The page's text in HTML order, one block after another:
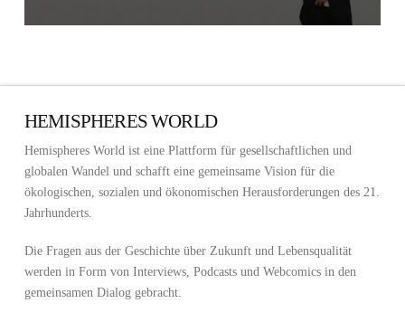
HEMISPHERES WORLD
Hemispheres World ist eine Plattform für gesellschaftlichen und
globalen Wandel und schafft eine gemeinsame Vision für die
ökologischen, sozialen und ökonomischen Herausforderungen des 21.
Jahrhunderts.
Die Fragen aus der Geschichte über Zukunft und Lebensqualität
werden in Form von Interviews, Podcasts und Webcomics in den
gemeinsamen Dialog gebracht.